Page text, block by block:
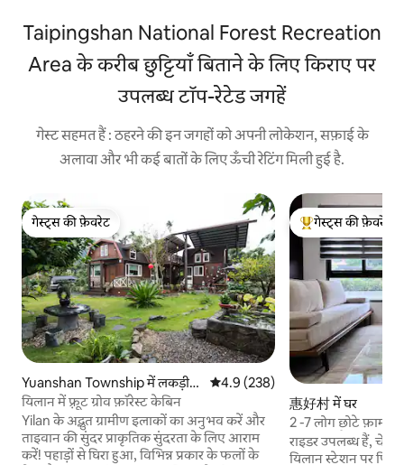
Taipingshan National Forest Recreation
Area के करीब छुट्टियाँ बिताने के लिए किराए पर
उपलब्ध टॉप-रेटेड जगहें
गेस्ट सहमत हैं : ठहरने की इन जगहों को अपनी लोकेशन, सफ़ाई के
अलावा और भी कई बातों के लिए ऊँची रेटिंग मिली हुई है.
गेस्ट्स की फ़ेवरेट
गेस्ट्स की फ़ेवरेट
Yuanshan Township में लकड़ी
का केबिन
औसत रेटिंग 5 में से 4.9, 238 समीक्षाएँ
4.9 (238)
यिलान में फ़्रूट ग्रोव फ़ॉरेस्ट केबिन
Yilan के अद्भुत ग्रामीण इलाकों का अनुभव करें और
ताइवान की सुंदर प्राकृतिक सुंदरता के लिए आराम
करें! पहाड़ों से घिरा हुआ, विभिन्न प्रकार के फलों के
गेस्ट्स का टॉप फ़ेवरेट
गेस्ट्स की फ़ेवरेट
惠好村 में घर
2 -7 लोग छोटे
कर सकते हैं) यिलान
प्रीफ़ेक्चरल गवर्नमेंट
राइडर उपलब्ध हैं,
यिलान स्टेशन पर